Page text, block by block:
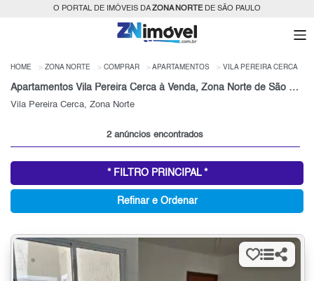
O PORTAL DE IMÓVEIS DAZONA NORTEDE SÃO PAULO
HOME ZONA NORTE COMPRAR APARTAMENTOS VILA PEREIRA CERCA
Apartamentos Vila Pereira Cerca à Venda, Zona Norte de São Paulo, SP
Vila Pereira Cerca, Zona Norte
2 anúncios encontrados
* FILTRO PRINCIPAL *
Refinar e Ordenar